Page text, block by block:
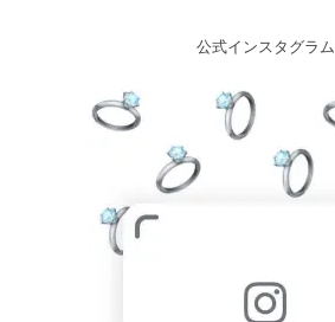
公式インスタグラム